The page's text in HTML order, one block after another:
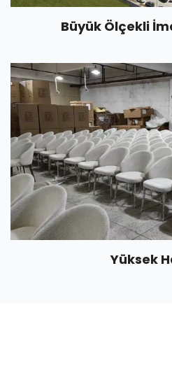
Büyük Ölçekli
Yüksek